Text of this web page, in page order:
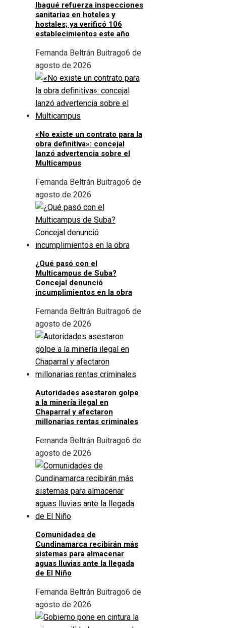
Ibagué refuerza inspecciones
sanitarias en hoteles y
hostales; ya verificó 106
establecimientos este año
Fernanda Beltrán Buitrago6 de
agosto de 2026
«No existe un contrato para la
obra definitiva»: concejal
lanzó advertencia sobre el
Multicampus
Fernanda Beltrán Buitrago6 de
agosto de 2026
¿Qué pasó con el
Multicampus de Suba?
Concejal denunció
incumplimientos en la obra
Fernanda Beltrán Buitrago6 de
agosto de 2026
Autoridades asestaron golpe
a la minería ilegal en
Chaparral y afectaron
millonarias rentas criminales
Fernanda Beltrán Buitrago6 de
agosto de 2026
Comunidades de
Cundinamarca recibirán más
sistemas para almacenar
aguas lluvias ante la llegada
de El Niño
Fernanda Beltrán Buitrago6 de
agosto de 2026